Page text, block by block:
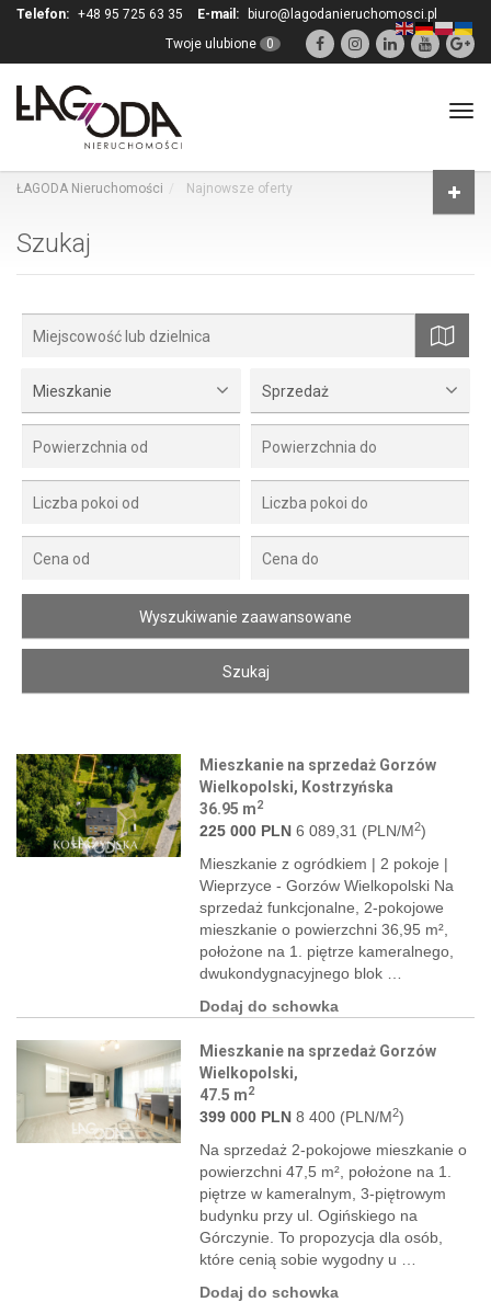
Telefon: +48 95 725 63 35 E-mail:
biuro@lagodanieruchomosci.pl
Twoje ulubione
0
ŁAGODA Nieruchomości Najnowsze oferty
Szukaj
Mieszkanie Sprzedaż
Mieszkanie na sprzedaż Gorzów
Wielkopolski, Kostrzyńska
36.95 m2
225 000 PLN 6 089,31 (PLN/M2)
Mieszkanie z ogródkiem | 2 pokoje |
Wieprzyce - Gorzów Wielkopolski Na
sprzedaż funkcjonalne, 2-pokojowe
mieszkanie o powierzchni 36,95 m²,
położone na 1. piętrze kameralnego,
dwukondygnacyjnego blok …
Dodaj do schowka
Mieszkanie na sprzedaż Gorzów
Wielkopolski,
47.5 m2
399 000 PLN 8 400 (PLN/M2)
Na sprzedaż 2-pokojowe mieszkanie o
powierzchni 47,5 m², położone na 1.
piętrze w kameralnym, 3-piętrowym
budynku przy ul. Ogińskiego na
Górczynie. To propozycja dla osób,
które cenią sobie wygodny u …
Dodaj do schowka